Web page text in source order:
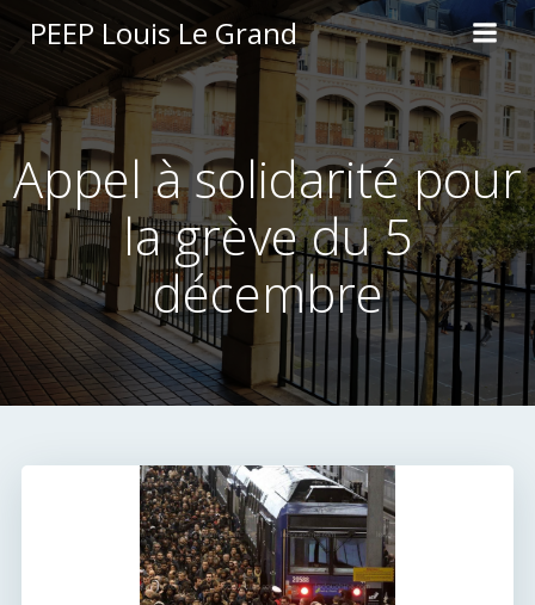
Aller
au
contenu
PEEP Louis Le Grand
Appel à solidarité pour
la grève du 5
décembre